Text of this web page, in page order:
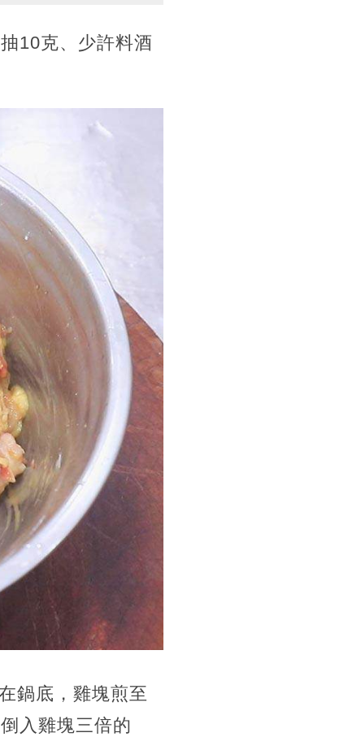
10克、少許料酒
鍋底，雞塊煎至
入雞塊三倍的